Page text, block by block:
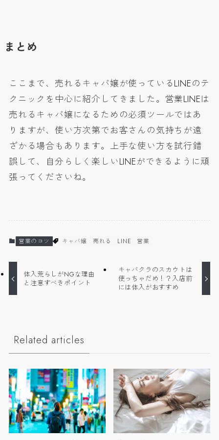
まとめ
ここまで、売れるキャバ嬢が使っているLINEのテ
クニックを中心に紹介してきました。営業LINEは
売れるキャバ嬢になるための必須ツールではあ
りますが、使い方次第でお客さんの気持ちが遠
ざかる場合もあります。上手な使い方を試行錯
誤して、自分らしく楽しいLINEができるように頑
張ってくださいね。
営業のコツ キャバ嬢 売れる LINE 営業
体入荒らしがNGな理由
と注意すべきポイント
キャバクラのスカウトは
使っちゃだめ！？入店前
には体入がおすすめ
Related articles